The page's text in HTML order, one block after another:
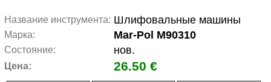
Название инструмента: Шлифовальные машины
Марка: Mar-Pol M90310
Состояние: нов.
Цена: 26.50 €